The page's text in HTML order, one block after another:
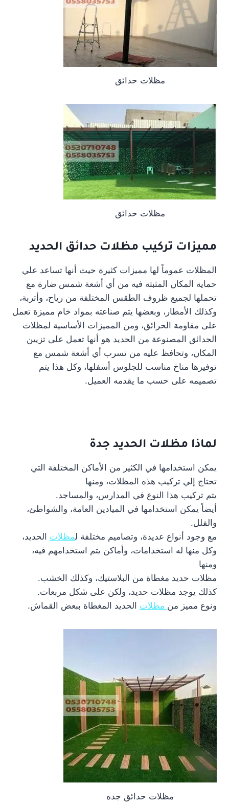
مظلات حدائق
مظلات حدائق
مميزات تركيب مظلات حدائق الحديد
المظلات عموماً لها مميزات كثيرة حيث أنها تساعد علي
حماية المكان المثبتة فيه من أي أشعة شمس ضارة مع
تحملها لجميع ظروف الطقس المختلفة من رياح، وأتربة،
وكذلك الأمطار، وبعضها يتم صناعته بمواد خام مميزة تعمل
على مقاومة الحرائق، ومن المميزات الأساسية لمظلات
الحدائق المصنوعة من الحديد هو أنها تعمل على تزيين
المكان، وتحافظ عليه من تسرب أي أشعة شمس مع
توفيرها مناخ مناسب للجلوس أسفلها، وكل هذا يتم
تصميمه على حسب ما يقدمه العميل.
لماذا مظلات الحديد جدة
يمكن استخدامها في الكثير من الأماكن المختلفة التي
تحتاج إلي تركيب هذه المظلات، ومنها
يتم تركيب هذا النوع في المدارس، والمساجد.
أيضاً يمكن استخدامها في الميادين العامة، والشواطئ،
والفلل.
مع وجود أنواع عديدة، وتصاميم مختلفة لمظلات الحديد،
وكل منها له استخدامات، وأماكن يتم استخدامهم فيه،
ومنها
مظلات حديد مغطاة من البلاستيك، وكذلك الخشب.
كذلك يوجد مظلات حديد، ولكن على شكل مربعات.
ونوع مميز من مظلات الحديد المغطاة ببعض القماش.
مظلات حدائق جده